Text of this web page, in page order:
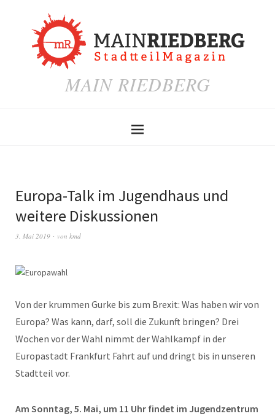
MAIN RIEDBERG
Europa-Talk im Jugendhaus und
weitere Diskussionen
3. Mai 2019 von kmd
Von der krummen Gurke bis zum Brexit: Was haben wir von
Europa? Was kann, darf, soll die Zukunft bringen? Drei
Wochen vor der Wahl nimmt der Wahlkampf in der
Europastadt Frankfurt Fahrt auf und dringt bis in unseren
Stadtteil vor.
Am Sonntag, 5. Mai, um 11 Uhr findet im Jugendzentrum